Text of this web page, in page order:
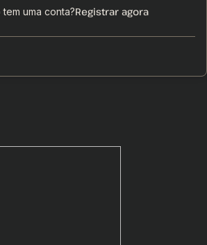
uma conta?Registrar agora